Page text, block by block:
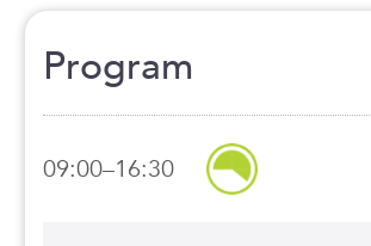
Program
09:00–16:30